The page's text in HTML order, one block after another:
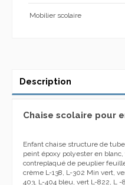
Mobilier scolaire
Description
Chaise scolaire pour
Enfant chaise structure de
peint époxy polyester en blanc,
contreplaqué de peuplier
crème L-138, L-302 Min vert,
403, L-404 bleu, vert L-822, L -